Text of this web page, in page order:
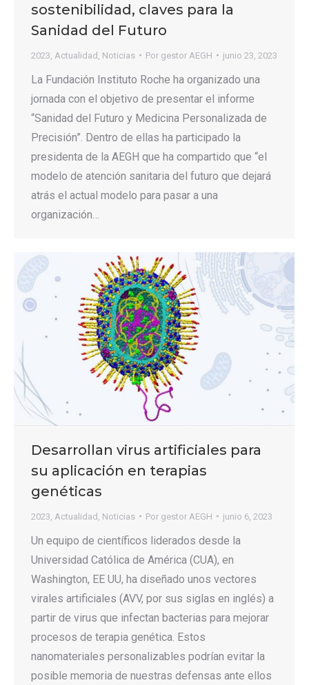
sostenibilidad, claves para la
Sanidad del Futuro
2023 Actualidad Noticias Por gestor AEGH junio 23, 2023
La Fundación Instituto Roche ha organizado una
jornada con el objetivo de presentar el informe
“Sanidad del Futuro y Medicina Personalizada de
Precisión”. Dentro de ellas ha participado la
presidenta de la AEGH que ha compartido que “el
modelo de atención sanitaria del futuro que dejará
atrás el actual modelo para pasar a una
organización…
Desarrollan virus artificiales para
su aplicación en terapias
genéticas
2023 Actualidad Noticias Por gestor AEGH junio 6, 2023
Un equipo de científicos liderados desde la
Universidad Católica de América (CUA), en
Washington, EE UU, ha diseñado unos vectores
virales artificiales (AVV, por sus siglas en inglés) a
partir de virus que infectan bacterias para mejorar
procesos de terapia genética. Estos
nanomateriales personalizables podrían evitar la
posible memoria de nuestras defensas ante ellos